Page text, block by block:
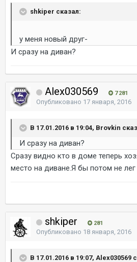
shkiper сказал:
у меня новый друг-
И сразу на диван?
Alex030569 7 281
Опубликовано 17 января, 2016
В 17.01.2016 в 19:04, Brovkin
И сразу на диван?
Сразу видно кто в доме теперь
место на диване.Я бы потом не лег
shkiper 281
Опубликовано 18 января, 2016
В 17.01.2016 в 19:07, Alex030569